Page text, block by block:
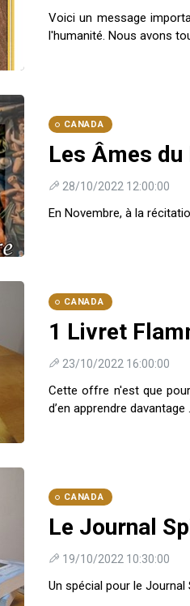
Voici un message
l'humanité. Nous avons
CANADA
Les Âmes
28/10/2022 12:00:00
En Novembre, à la
CANADA
1 Livret
23/10/2022 16:00:00
Cette offre n'est que
d’en apprendre davantage
CANADA
Le Journal
19/10/2022 10:30:00
Un spécial pour le Journal